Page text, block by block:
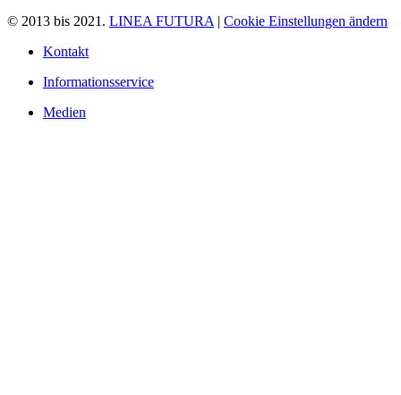
© 2013 bis 2021. LINEA FUTURA | Cookie Einstellungen ändern
Kontakt
Informationsservice
Medien